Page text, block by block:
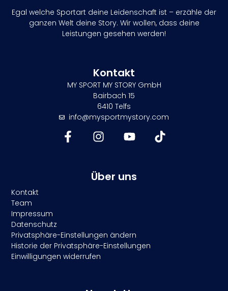
Egal welche Sportart deine Leidenschaft ist – erzähle der
ganzen Welt deine Story. Wir wollen, dass deine
Leistungen gesehen werden!
Kontakt
MY SPORT MY STORY GmbH
Bairbach 15
6410 Telfs
info@mysportmystory.com
Über uns
Kontakt
Team
Impressum
Datenschutz
Privatsphäre-Einstellungen ändern
Historie der Privatsphäre-Einstellungen
Einwilligungen widerrufen